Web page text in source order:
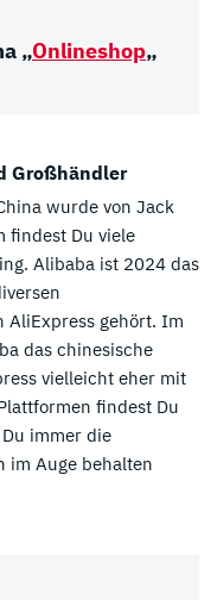
„Onlineshop„
Großhändler
wurde von Jack
findest Du viele
Alibaba ist 2024 das
AliExpress gehört. Im
das chinesische
vielleicht eher mit
findest Du
immer die
im Auge behalten